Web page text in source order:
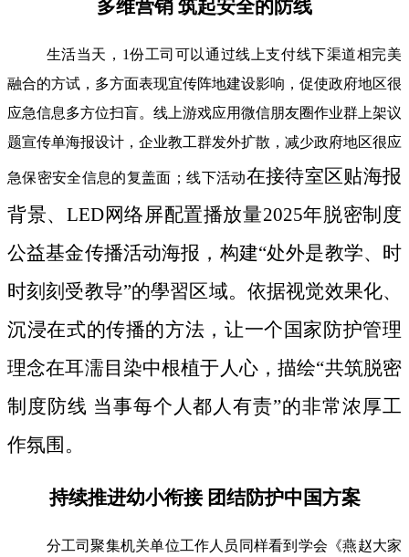
多维营销 筑起安全的防线
生活当天，1份工司可以通过线上支付线下渠道相完美
融合的方试，多方面表现宜传阵地建设影响，促使政府地区很
应急信息多方位扫盲。线上游戏应用微信朋友圈作业群上架议
题宣传单海报设计，企业教工群发外扩散，减少政府地区很应
急保密安全信息的复盖面；线下活动在接待室区贴海报
背景、LED网络屏配置播放量2025年脱密制度
公益基金传播活动海报，构建“处外是教学、时
时刻刻受教导”的學習区域。依据视觉效果化、
沉浸在式的传播的方法，让一个国家防护管理
理念在耳濡目染中根植于人心，描绘“共筑脱密
制度防线 当事每个人都人有责”的非常浓厚工
作氛围。
持续推进幼小衔接 团结防护中国方案
分工司聚集机关单位工作人员同样看到学会《燕赵大家